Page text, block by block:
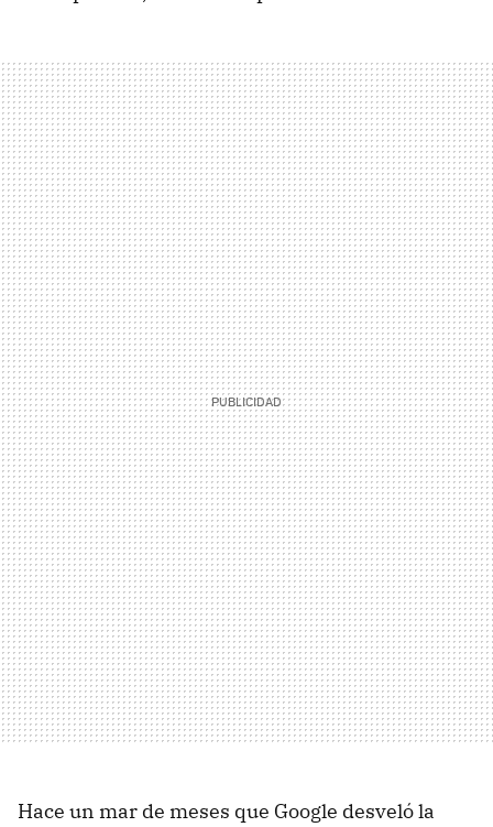
Hace un mar de meses que Google desveló la